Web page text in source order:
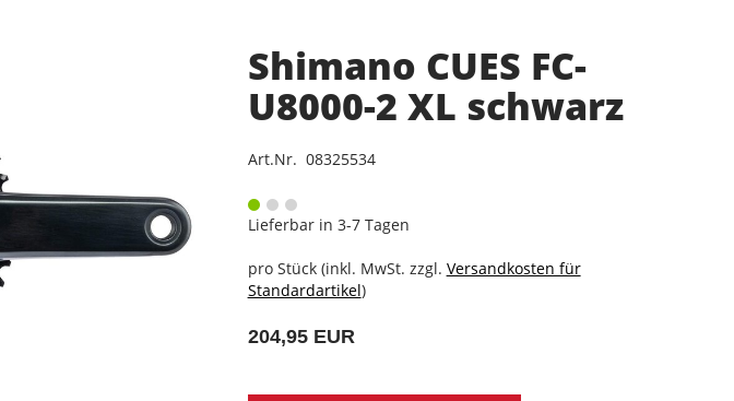
Shimano CUES FC-
U8000-2 XL schwarz
Art.Nr. 08325534
Lieferbar in 3-7 Tagen
pro Stück (inkl. MwSt. zzgl. Versandkosten für
Standardartikel)
204,95 EUR